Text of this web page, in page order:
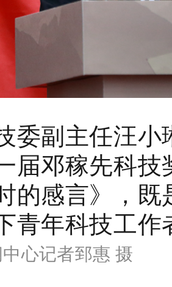
委副主任汪
届邓稼先科技
的感言》，既
青年科技工作
心记者郅惠 摄